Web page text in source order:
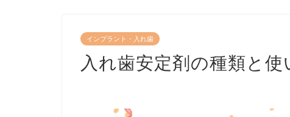
インプラント・入れ歯
入れ歯安定剤の種類と使